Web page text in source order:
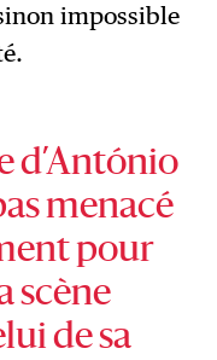
impossible
d’António
menacé
pour
scène
de sa